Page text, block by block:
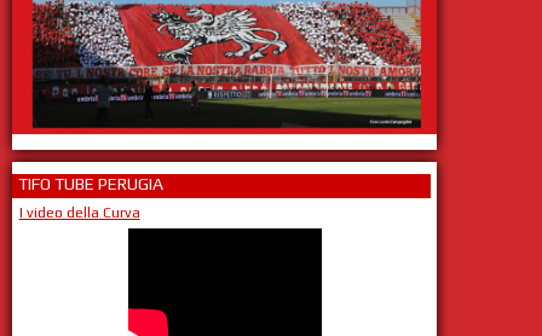
TIFO TUBE PERUGIA
I video della Curva